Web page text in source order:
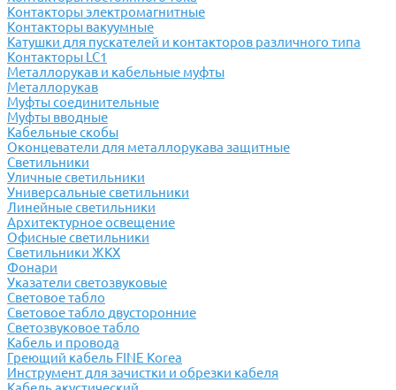
Контакторы электромагнитные
Контакторы вакуумные
Катушки для пускателей и контакторов различного типа
Контакторы LC1
Металлорукав и кабельные муфты
Металлорукав
Муфты соединительные
Муфты вводные
Кабельные скобы
Оконцеватели для металлорукава защитные
Светильники
Уличные светильники
Универсальные светильники
Линейные светильники
Архитектурное освещение
Офисные светильники
Светильники ЖКХ
Фонари
Указатели светозвуковые
Световое табло
Световое табло двусторонние
Светозвуковое табло
Кабель и провода
Греющий кабель FINE Korea
Инструмент для зачистки и обрезки кабеля